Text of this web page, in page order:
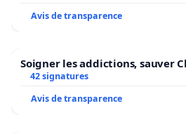
Avis de transparence
Soigner les addictions, sauver
42 signatures
Avis de transparence